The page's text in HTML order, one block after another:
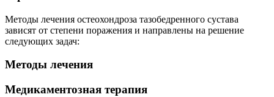
Методы лечения остеохондроза тазобедренного сустава
зависят от степени поражения и направлены на решение
следующих задач:
Методы лечения
Медикаментозная терапия